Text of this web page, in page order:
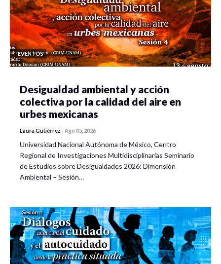
EVENTOS
Desigualdad ambiental y acción
colectiva por la calidad del aire en
urbes mexicanas
Laura Gutiérrez - Ago 05, 2026
Universidad Nacional Autónoma de México, Centro
Regional de Investigaciones Multidisciplinarias Seminario
de Estudios sobre Desigualdades 2026: Dimensión
Ambiental – Sesión…